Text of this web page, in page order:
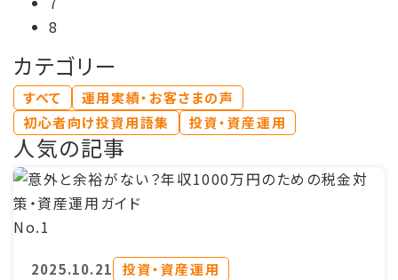
ペ
ー
ジ
送
り
8
カテゴリー
すべて
運用実績・お客さまの声
初心者向け投資用語集
投資・資産運用
人気の記事
No.1
2025.10.21 投資・資産運用